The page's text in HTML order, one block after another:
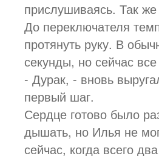
прислушиваясь. Так
До переключателя
протянуть руку. В
секунды, но сейчас
- Дурак, - вновь
первый шаг.
Сердце готово было
дышать, но Илья не
сейчас, когда всего